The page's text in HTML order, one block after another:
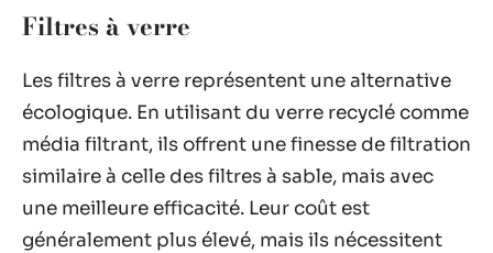
Filtres à verre
Les filtres à verre représentent une alternative
écologique. En utilisant du verre recyclé comme
média filtrant, ils offrent une finesse de filtration
similaire à celle des filtres à sable, mais avec
une meilleure efficacité. Leur coût est
généralement plus élevé, mais ils nécessitent